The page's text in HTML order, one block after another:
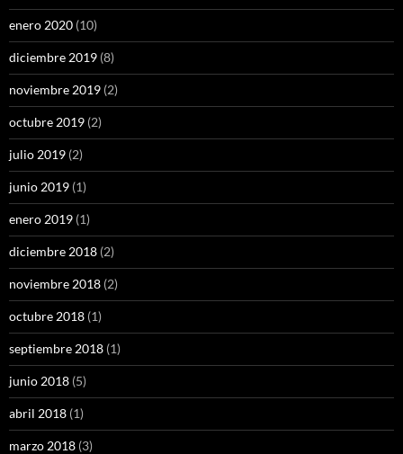
enero 2020 (10)
diciembre 2019 (8)
noviembre 2019 (2)
octubre 2019 (2)
julio 2019 (2)
junio 2019 (1)
enero 2019 (1)
diciembre 2018 (2)
noviembre 2018 (2)
octubre 2018 (1)
septiembre 2018 (1)
junio 2018 (5)
abril 2018 (1)
marzo 2018 (3)